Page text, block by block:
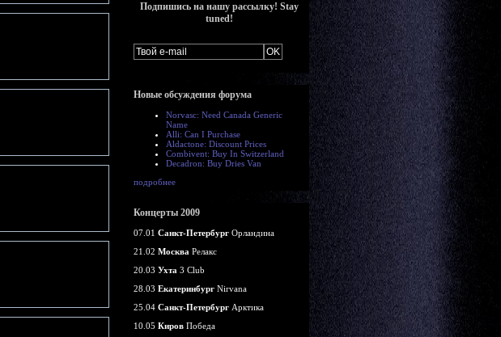
Подпишись на нашу рассылку! Stay
tuned!
Новые обсуждения форума
Norvasc: Need Canada Generic
Name
Alli: Can I Purchase
Aldactone: Discount Prices
Combivent: Buy In Switzerland
Decadron: Buy Dries Van
подробнее
Концерты 2009
07.01 Санкт-Петербург Орландина
21.02 Москва Релакс
20.03 Ухта 3 Club
28.03 Екатеринбург Nirvana
25.04 Санкт-Петербург Арктика
10.05 Киров Победа